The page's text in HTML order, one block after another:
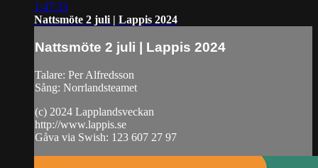
1:47:33
Nattsmöte 2 juli | Lappis 2024
Nattsmöte 2 juli | Lappis 2024
Talare: Per Alfredsson
Sång: Norrlandsteamet
(c) 2024 Lapplandsveckan
http://www.lappis.se
Gåva via Swish: 123 607 27 97